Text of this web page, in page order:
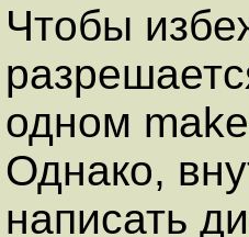
Чтобы
одном
Однако,
написать